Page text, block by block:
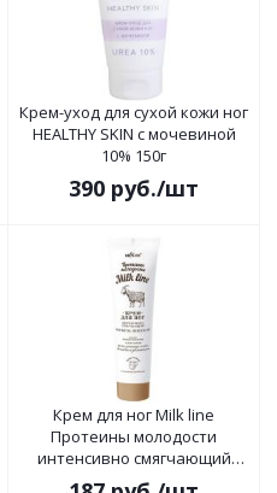
Крем-уход для сухой кожи ног
HEALTHY SKIN с мочевиной
10% 150г
390 руб./шт
Крем для ног Milk line
Протеины молодости
интенсивно смягчающий
100мл